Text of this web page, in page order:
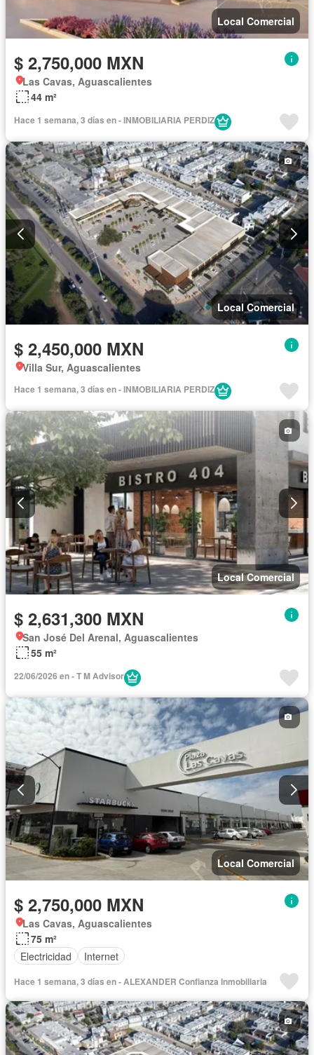
Local Comercial
$ 2,750,000 MXN
Las Cavas, Aguascalientes
44 m²
Hace 1 semana, 3 días en - INMOBILIARIA PERDIZ
Local Comercial
$ 2,450,000 MXN
Villa Sur, Aguascalientes
Hace 1 semana, 3 días en - INMOBILIARIA PERDIZ
Local Comercial
$ 2,631,300 MXN
San José Del Arenal, Aguascalientes
55 m²
22/06/2026 en - T M Advisor
Local Comercial
$ 2,750,000 MXN
Las Cavas, Aguascalientes
75 m²
Electricidad
Internet
Hace 1 semana, 3 días en - ALEXANDER Confianza Inmobiliaria